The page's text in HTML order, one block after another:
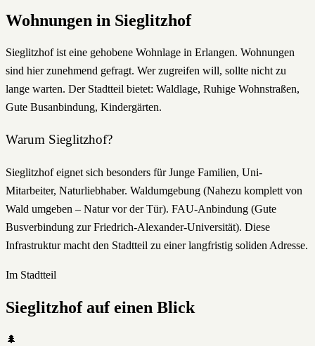
Wohnungen in Sieglitzhof
Sieglitzhof ist eine gehobene Wohnlage in Erlangen. Wohnungen
sind hier zunehmend gefragt. Wer zugreifen will, sollte nicht zu
lange warten. Der Stadtteil bietet: Waldlage, Ruhige Wohnstraßen,
Gute Busanbindung, Kindergärten.
Warum Sieglitzhof?
Sieglitzhof eignet sich besonders für Junge Familien, Uni-
Mitarbeiter, Naturliebhaber. Waldumgebung (Nahezu komplett von
Wald umgeben – Natur vor der Tür). FAU-Anbindung (Gute
Busverbindung zur Friedrich-Alexander-Universität). Diese
Infrastruktur macht den Stadtteil zu einer langfristig soliden Adresse.
Im Stadtteil
Sieglitzhofauf einen Blick
🌲